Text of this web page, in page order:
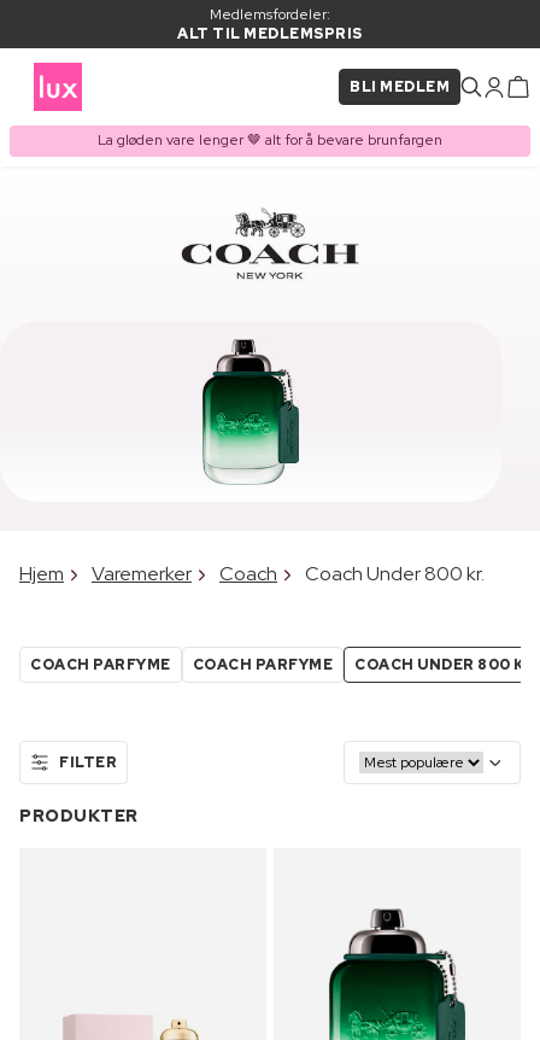
Medlemsfordeler:
ALT TIL MEDLEMSPRIS
BLI MEDLEM
La gløden vare lenger 🤎 alt for å bevare brunfargen
Hjem Varemerker Coach Coach Under 800 kr.
COACH PARFYME COACH PARFYME COACH UNDER 800 KR.
FILTER
PRODUKTER